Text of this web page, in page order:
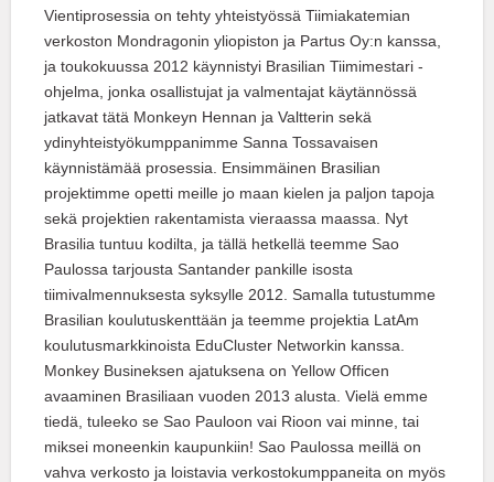
Vientiprosessia on tehty yhteistyössä Tiimiakatemian
verkoston Mondragonin yliopiston ja Partus Oy:n kanssa,
ja toukokuussa 2012 käynnistyi Brasilian Tiimimestari -
ohjelma, jonka osallistujat ja valmentajat käytännössä
jatkavat tätä Monkeyn Hennan ja Valtterin sekä
ydinyhteistyökumppanimme Sanna Tossavaisen
käynnistämää prosessia. Ensimmäinen Brasilian
projektimme opetti meille jo maan kielen ja paljon tapoja
sekä projektien rakentamista vieraassa maassa. Nyt
Brasilia tuntuu kodilta, ja tällä hetkellä teemme Sao
Paulossa tarjousta Santander pankille isosta
tiimivalmennuksesta syksylle 2012. Samalla tutustumme
Brasilian koulutuskenttään ja teemme projektia LatAm
koulutusmarkkinoista EduCluster Networkin kanssa.
Monkey Busineksen ajatuksena on Yellow Officen
avaaminen Brasiliaan vuoden 2013 alusta. Vielä emme
tiedä, tuleeko se Sao Pauloon vai Rioon vai minne, tai
miksei moneenkin kaupunkiin! Sao Paulossa meillä on
vahva verkosto ja loistavia verkostokumppaneita on myös